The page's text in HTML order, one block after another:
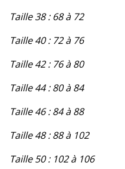
Taille 38 : 68 à 72
Taille 40 : 72 à 76
Taille 42 : 76 à 80
Taille 44 : 80 à 84
Taille 46 : 84 à 88
Taille 48 : 88 à 102
Taille 50 : 102 à 106